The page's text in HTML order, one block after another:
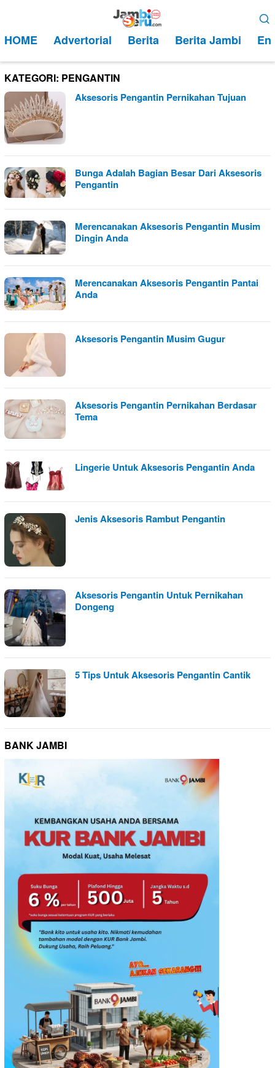
kontenMobile
HOME Advertorial Berita Berita Jambi
KATEGORI: PENGANTIN
Aksesoris Pengantin Pernikahan Tujuan
Bunga Adalah Bagian Besar Dari Aksesoris
Pengantin
Merencanakan Aksesoris Pengantin Musim
Dingin Anda
Merencanakan Aksesoris Pengantin Pantai
Anda
Aksesoris Pengantin Musim Gugur
Aksesoris Pengantin Pernikahan Berdasar
Tema
Lingerie Untuk Aksesoris Pengantin Anda
Jenis Aksesoris Rambut Pengantin
Aksesoris Pengantin Untuk Pernikahan
Dongeng
5 Tips Untuk Aksesoris Pengantin Cantik
BANK JAMBI